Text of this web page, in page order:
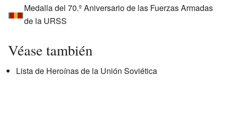
Medalla del 70.º Aniversario de las Fuerzas Armadas
de la URSS
Véase también
Lista de Heroínas de la Unión Soviética